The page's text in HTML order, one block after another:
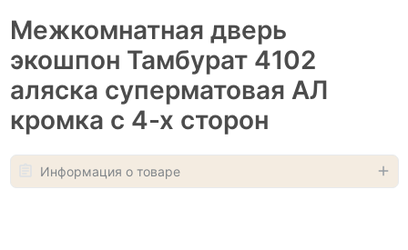
Межкомнатная дверь
экошпон Тамбурат 4102
аляска суперматовая AЛ
кромка с 4-х сторон
Информация о товаре